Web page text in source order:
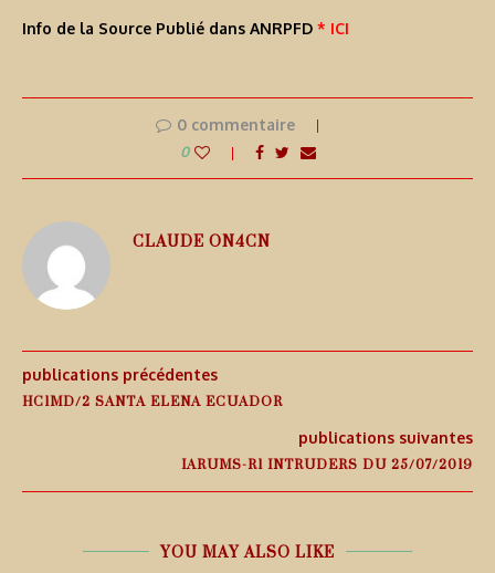
Info de la Source Publié dans ANRPFD * ICI
0 commentaire
0
CLAUDE ON4CN
publications précédentes
HC1MD/2 SANTA ELENA ECUADOR
publications suivantes
IARUMS-R1 INTRUDERS DU 25/07/2019
YOU MAY ALSO LIKE